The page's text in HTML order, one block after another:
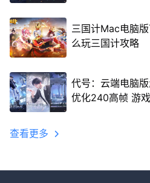
三国计Mac电脑
么玩三国计攻略
代号：云端电脑
优化240高帧 游
查看更多